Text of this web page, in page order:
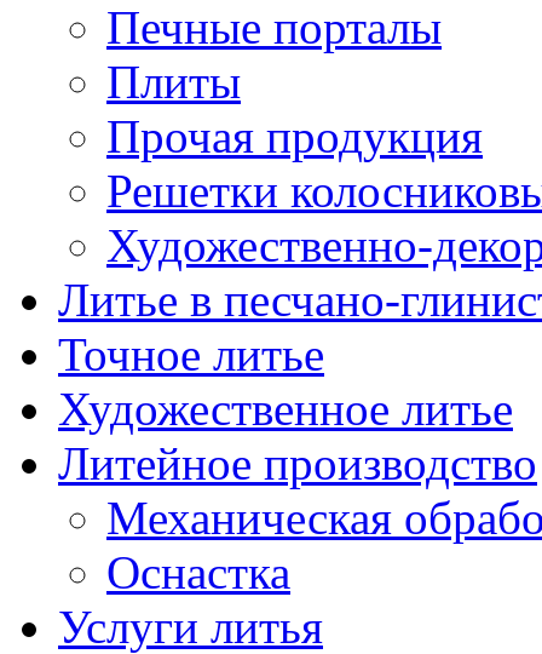
Печные порталы
Плиты
Прочая продукция
Решетки
Художественно-
Литье в песчано-
Точное литье
Художественное литье
Литейное производство
Механическая
Оснастка
Услуги литья